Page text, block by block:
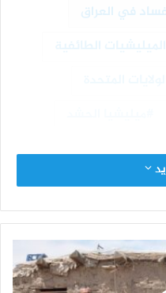
في العراق